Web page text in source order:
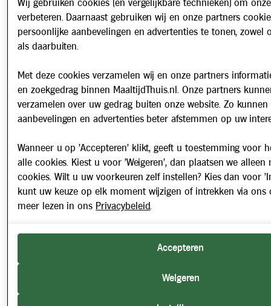
Wij gebruiken cookies (en vergelijkbare technieken) om
verbeteren. Daarnaast gebruiken wij en onze partners
persoonlijke aanbevelingen en advertenties te tonen, zowel
als daarbuiten.
Met deze cookies verzamelen wij en onze partners
en zoekgedrag binnen MaaltijdThuis.nl. Onze partners
verzamelen over uw gedrag buiten onze website. Zo kunnen
aanbevelingen en advertenties beter afstemmen op uw
Wanneer u op 'Accepteren' klikt, geeft u toestemming voor
alle cookies. Kiest u voor 'Weigeren', dan plaatsen we alleen
cookies. Wilt u uw voorkeuren zelf instellen? Kies dan voor
kunt uw keuze op elk moment wijzigen of intrekken via ons
meer lezen in ons Privacybeleid.
Accepteren
Weigeren